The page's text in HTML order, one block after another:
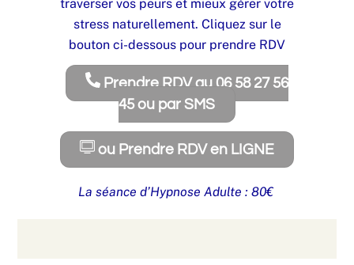
traverser vos peurs et mieux gérer votre
stress naturellement. Cliquez sur le
bouton ci-dessous pour prendre RDV
Prendre RDV au 06 58 27 56
45 ou par SMS
ou Prendre RDV en LIGNE
La séance d’Hypnose Adulte : 80€